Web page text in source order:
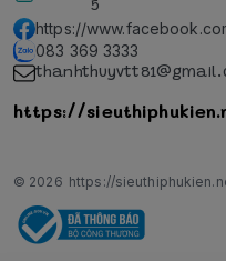
5
https://
083 369 3333
https://
© 2026 https://